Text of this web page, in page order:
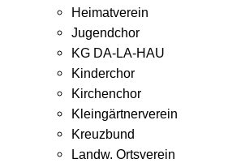
Heimatverein
Jugendchor
KG DA-LA-HAU
Kinderchor
Kirchenchor
Kleingärtnerverein
Kreuzbund
Landw. Ortsverein